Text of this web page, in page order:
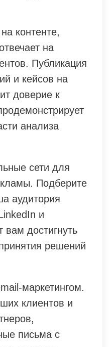
контенте,
на
Публикация
и кейсов на
доверие к
анализа
сети для
Подберите
аудитория
и
вам достигнуть
решений
маркетингом.
клиентов и
письма с